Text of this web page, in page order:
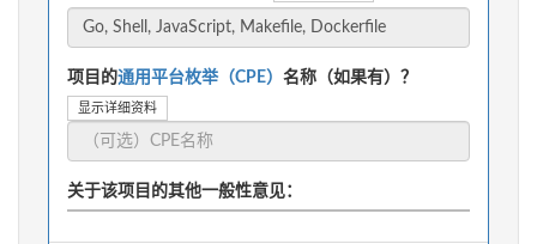
项目的通用平台枚举（CPE） 名称（如果有）？
显示详细资料
关于该项目的其他一般性意见：